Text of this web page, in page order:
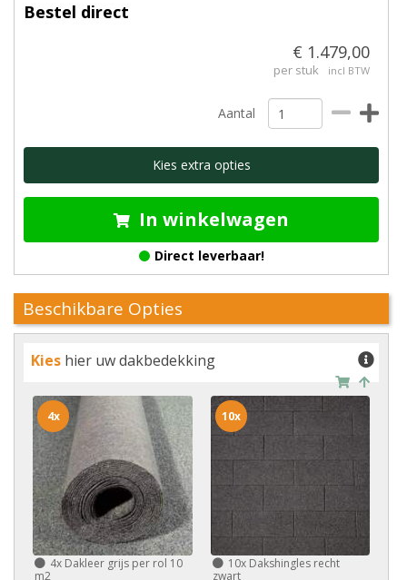
Bestel direct
€ 1.479,00
per stuk incl BTW
Aantal
Kies extra opties
In winkelwagen
Direct leverbaar!
Beschikbare Opties
Kies hier uw dakbedekking
4x Dakleer grijs per rol 10
m2
4x
10xDakshingles recht
zwart
10x